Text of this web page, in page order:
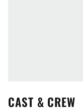
CAST & CREW